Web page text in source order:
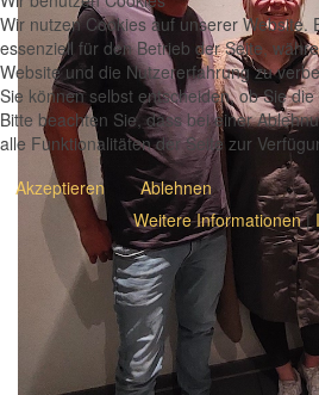
Wir nutzen Cookies auf unserer Website.
essenziell für den Betrieb der Seite,
Website und die Nutzererfahrung zu
Sie können selbst entscheiden, ob Sie
Bitte beachten Sie, dass bei einer
alle Funktionalitäten der Seite zur
Akzeptieren
Ablehnen
Weitere Informationen|